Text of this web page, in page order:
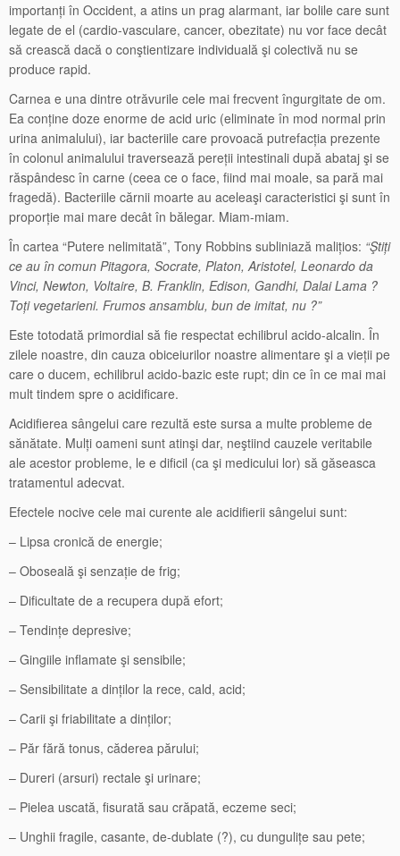
importanți în Occident, a atins un prag alarmant, iar bolile care sunt
legate de el (cardio-vasculare, cancer, obezitate) nu vor face decât
să crească dacă o conştientizare individuală şi colectivă nu se
produce rapid.
Carnea e una dintre otrăvurile cele mai frecvent îngurgitate de om.
Ea conține doze enorme de acid uric (eliminate în mod normal prin
urina animalului), iar bacteriile care provoacă putrefacția prezente
în colonul animalului traversează pereții intestinali după abataj şi se
răspândesc în carne (ceea ce o face, fiind mai moale, sa pară mai
fragedă). Bacteriile cărnii moarte au aceleaşi caracteristici şi sunt în
proporție mai mare decât în bălegar. Miam-miam.
În cartea “Putere nelimitată”, Tony Robbins subliniază malițios: “Ştiți
ce au în comun Pitagora, Socrate, Platon, Aristotel, Leonardo da
Vinci, Newton, Voltaire, B. Franklin, Edison, Gandhi, Dalai Lama ?
Toți vegetarieni. Frumos ansamblu, bun de imitat, nu ?”
Este totodată primordial să fie respectat echilibrul acido-alcalin. În
zilele noastre, din cauza obiceiurilor noastre alimentare şi a vieții pe
care o ducem, echilibrul acido-bazic este rupt; din ce în ce mai mai
mult tindem spre o acidificare.
Acidifierea sângelui care rezultă este sursa a multe probleme de
sănătate. Mulți oameni sunt atinşi dar, neştiind cauzele veritabile
ale acestor probleme, le e dificil (ca şi medicului lor) să găseasca
tratamentul adecvat.
Efectele nocive cele mai curente ale acidifierii sângelui sunt:
– Lipsa cronică de energie;
– Oboseală şi senzație de frig;
– Dificultate de a recupera după efort;
– Tendințe depresive;
– Gingiile inflamate şi sensibile;
– Sensibilitate a dinților la rece, cald, acid;
– Carii şi friabilitate a dinților;
– Păr fără tonus, căderea părului;
– Dureri (arsuri) rectale şi urinare;
– Pielea uscată, fisurată sau crăpată, eczeme seci;
– Unghii fragile, casante, de-dublate (?), cu dungulițe sau pete;